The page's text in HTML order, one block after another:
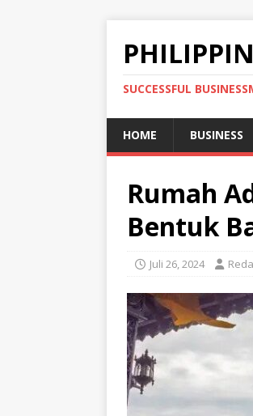
SUCCESSFUL
HOME BUSINESS
Rumah
Bentuk
Juli 26, 2024